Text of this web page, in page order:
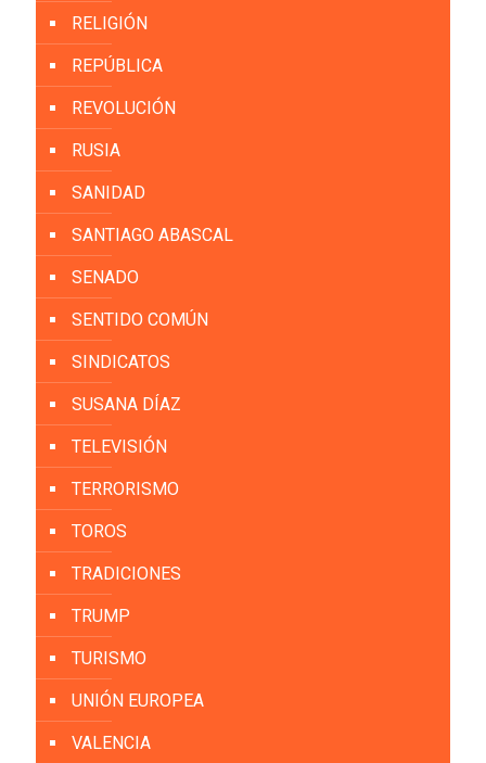
RELIGIÓN
REPÚBLICA
REVOLUCIÓN
RUSIA
SANIDAD
SANTIAGO ABASCAL
SENADO
SENTIDO COMÚN
SINDICATOS
SUSANA DÍAZ
TELEVISIÓN
TERRORISMO
TOROS
TRADICIONES
TRUMP
TURISMO
UNIÓN EUROPEA
VALENCIA